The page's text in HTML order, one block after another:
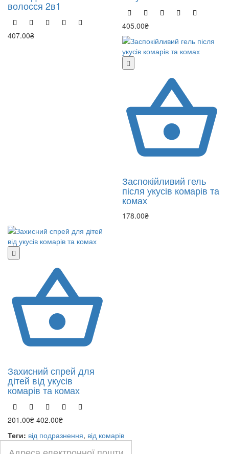
волосся 2в1
407.00₴
405.00₴
Заспокійливий гель
після укусів комарів та
комах
178.00₴
Захисний спрей для
дітей від укусів
комарів та комах
201.00₴ 402.00₴
Теги: від подразнення, від комарів